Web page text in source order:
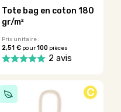
sur
la
page
du
produit
Tote bag en coton 180
gr/m²
Prix unitaire :
2,51 €pour100pièces
2 avis
produit
a
plusieurs
C